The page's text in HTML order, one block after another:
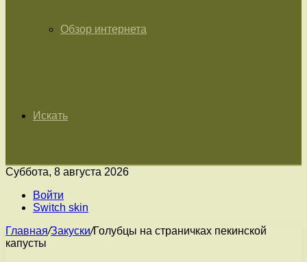
Обзор интернета
Искать
Суббота, 8 августа 2026
Войти
Switch skin
Главная/Закуски/Голубцы на страничках пекинской
капусты